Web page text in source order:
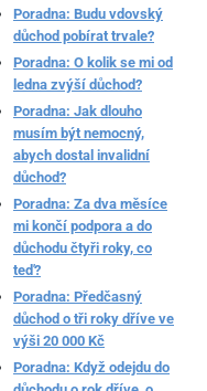
Poradna: Budu vdovský
důchod pobírat trvale?
Poradna: O kolik se mi od
ledna zvýší důchod?
Poradna: Jak dlouho
musím být nemocný,
abych dostal invalidní
důchod?
Poradna: Za dva měsíce
mi končí podpora a do
důchodu čtyři roky, co
teď?
Poradna: Předčasný
důchod o tři roky dříve ve
výši 20 000 Kč
Poradna: Když odejdu do